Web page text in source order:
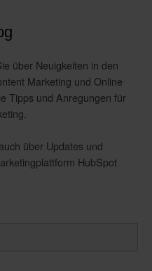
über Neuigkeiten in den
Marketing und Online
Tipps und Anregungen für
über Updates und
HubSpot